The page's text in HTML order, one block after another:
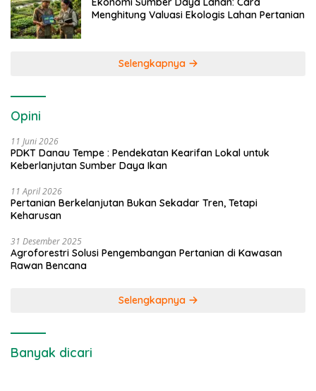
Menghitung Valuasi Ekologis Lahan Pertanian
Selengkapnya
Opini
11 Juni 2026
PDKT Danau Tempe : Pendekatan Kearifan Lokal untuk
Keberlanjutan Sumber Daya Ikan
11 April 2026
Pertanian Berkelanjutan Bukan Sekadar Tren, Tetapi
Keharusan
31 Desember 2025
Agroforestri Solusi Pengembangan Pertanian di Kawasan
Rawan Bencana
Selengkapnya
Banyak dicari